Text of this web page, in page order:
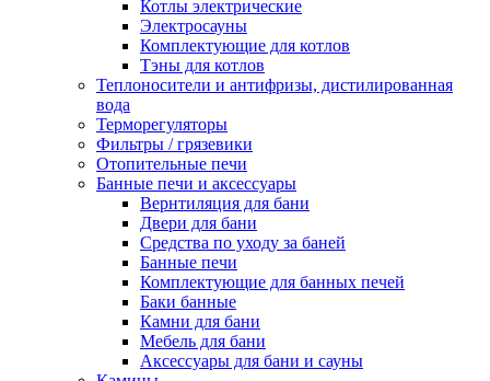
Котлы электрические
Электросауны
Комплектующие для котлов
Тэны для котлов
Теплоносители и антифризы, дистилированная
вода
Терморегуляторы
Фильтры / грязевики
Отопительные печи
Банные печи и аксессуары
Вернтиляция для бани
Двери для бани
Средства по уходу за баней
Банные печи
Комплектующие для банных печей
Баки банные
Камни для бани
Мебель для бани
Аксессуары для бани и сауны